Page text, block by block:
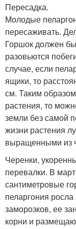
Пересадка.
Молодые
пересаживать.
Горшок должен
разовьются
случае, если
ящики, то
см. Таким
растения, то
земли без самой
жизни растения
выращенными из
Черенки,
перевалки. В
сантиметровые
пеларгония
заморозков, ее
корни и